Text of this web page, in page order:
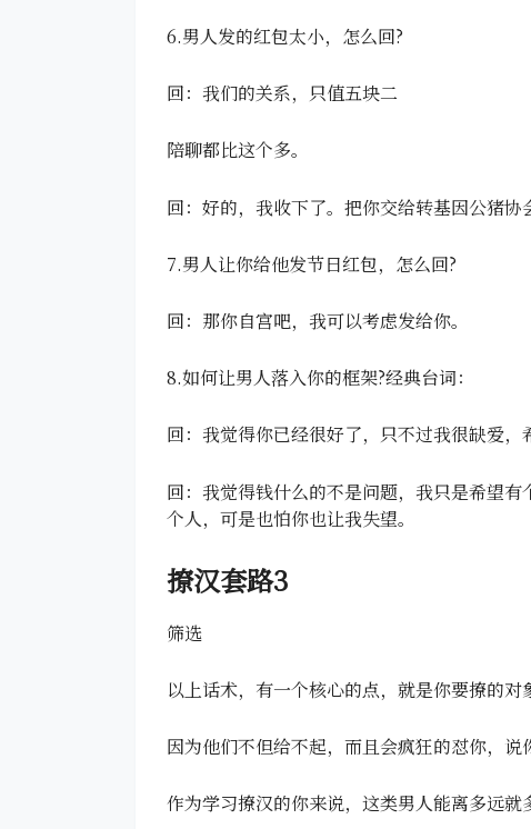
6.男人发的红包太小，怎么回?
回：我们的关系，只值五块二
陪聊都比这个多。
回：好的，我收下了。把你交给转基因公猪
7.男人让你给他发节日红包，怎么回?
回：那你自宫吧，我可以考虑发给你。
8.如何让男人落入你的框架?经典台词：
回：我觉得你已经很好了，只不过我很缺爱，
回：我觉得钱什么的不是问题，我只是希望
个人，可是也怕你也让我失望。
撩汉套路3
筛选
以上话术，有一个核心的点，就是你要撩的对
因为他们不但给不起，而且会疯狂的怼你，说
作为学习撩汉的你来说，这类男人能离多远就